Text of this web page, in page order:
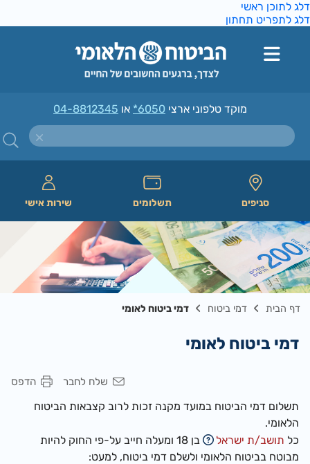
לתוכן ראשי
לתפריט תחתון
מוקד טלפוני ארצי*6050או04-8812345
סניפים תשלומים שירות אישי
דף הבית דמי ביטוח דמי ביטוח לאומי
דמי ביטוח לאומי
הדפס שלח לחבר
תשלום דמי הביטוח במועד מקנה זכות לרוב קצבאות הביטוח
הלאומי.
כלתושב/ת ישראל
בן 18 ומעלה חייב על-פי החוק להיות
מבוטח בביטוח הלאומי ולשלם דמי ביטוח, למעט: